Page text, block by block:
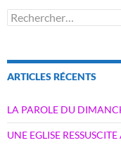
Rechercher :
ARTICLES RÉCENTS
LA PAROLE DU
UNE EGLISE